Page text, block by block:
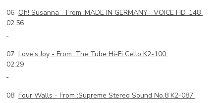
06 Oh! Susanna -From :MADE IN GERMANY—VOICE HD-148
02:56
07Love’s Joy -From :The Tube Hi-Fi Cello K2-100
02:29
08Four Walls -From :Supreme Stereo Sound No.8 K2-087